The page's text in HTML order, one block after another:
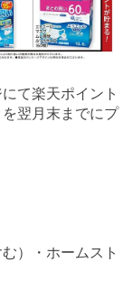
て楽天ポイント
翌月末までにプ
）・ホームスト